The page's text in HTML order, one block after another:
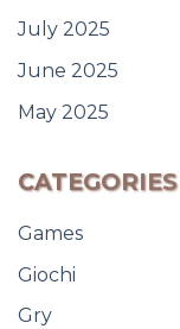
July 2025
June 2025
May 2025
CATEGORIES
Games
Giochi
Gry